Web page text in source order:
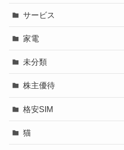
サービス
家電
未分類
株主優待
格安SIM
猫